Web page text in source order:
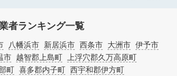
う。
品整理をはじめる時期などお役立ち情報も豊富なの
い。
者ランキング一覧
八幡浜市 新居浜市 西条市 大洲市 伊予市
市 越智郡上島町 上浮穴郡久万高原町
町 喜多郡内子町 西宇和郡伊方町